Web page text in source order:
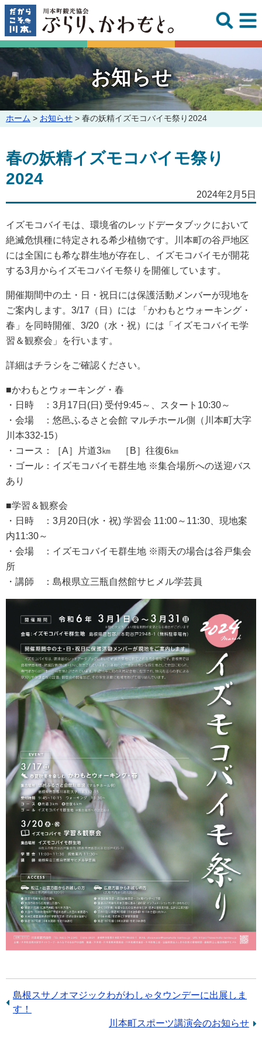
このページの本文へ
お知らせ
こ
ー
ジ
の
置:
ホーム > お知らせ > 春の妖精イズモコバイモ祭り2024
春の妖精イズモコバイモ祭り
2024
2024年2月5日
イズモコバイモは、環境省のレッドデータブックにおいて
絶滅危惧種に特定される希少植物です。川本町の谷戸地区
には全国にも希な群生地が存在し、イズモコバイモが開花
する3月からイズモコバイモ祭りを開催しています。
開催期間中の土・日・祝日には保護活動メンバーが現地を
ご案内します。3/17（日）には 「かわもとウォーキング・
春」を同時開催、3/20（水・祝）には「イズモコバイモ学
習＆観察会」を行います。
詳細はチラシをご確認ください。
■かわもとウォーキング・春
・日時 ：3月17日(日) 受付9:45～、スタート10:30～
・会場 ： 悠邑ふるさと会館 マルチホール側（川本町大字
川本332-15）
・コース：［A］片道3㎞ ［B］往復6㎞
・ゴール：イズモコバイモ群生地 ※集合場所への送迎バス
あり
■学習＆観察会
・日時 ：3月20日(水・祝) 学習会 11:00～11:30、現地案
内11:30～
・会場 ：イズモコバイモ群生地 ※雨天の場合は谷戸集会
所
・講師 ：島根県立三瓶自然館サヒメル学芸員
前
の
島根スサノオマジックわがわしゃタウンデーに出展しま
す！
次
川本町スポーツ講演会のお知らせ